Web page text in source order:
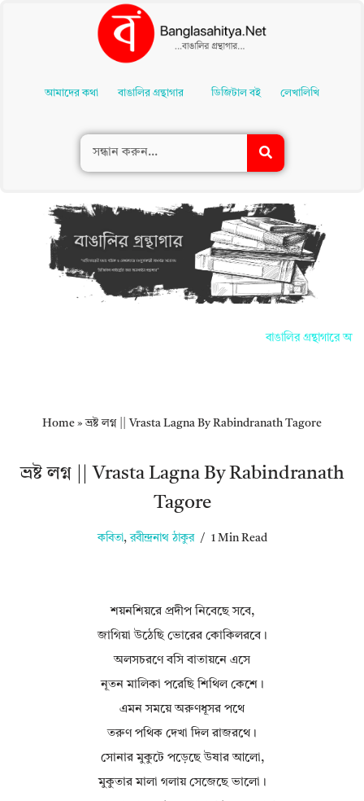
Contentআমাদের কথা বাঙালির গ্রন্থাগার ডিজিটাল বই লেখালিখি
বাঙালির গ্রন্থাগারে
Home »ভ্রষ্ট লগ্ন || Vrasta Lagna By Rabindranath Tagore
ভ্রষ্ট লগ্ন || Vrasta Lagna By Rabindranath
Tagore
কবিতা, রবীন্দ্রনাথ ঠাকুর 1 Min Read
শয়নশিয়রে প্রদীপ নিবেছে সবে,
জাগিয়া উঠেছি ভোরের কোকিলরবে।
অলসচরণে বসি বাতায়নে এসে
নূতন মালিকা পরেছি শিথিল কেশে।
এমন সময়ে অরুণধূসর পথে
তরুণ পথিক দেখা দিল রাজরথে।
সোনার মুকুটে পড়েছে উষার আলো,
মুকুতার মালা গলায় সেজেছে ভালো।